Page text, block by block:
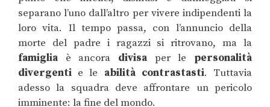
separano l’uno dall’altro per vivere indipendenti la
loro vita. Il tempo passa, con l’annuncio della
morte del padre i ragazzi si ritrovano, ma la
famiglia è ancora divisa per le personalità
divergenti e le abilità contrastasti. Tuttavia
adesso la squadra deve affrontare un pericolo
imminente: la fine del mondo.